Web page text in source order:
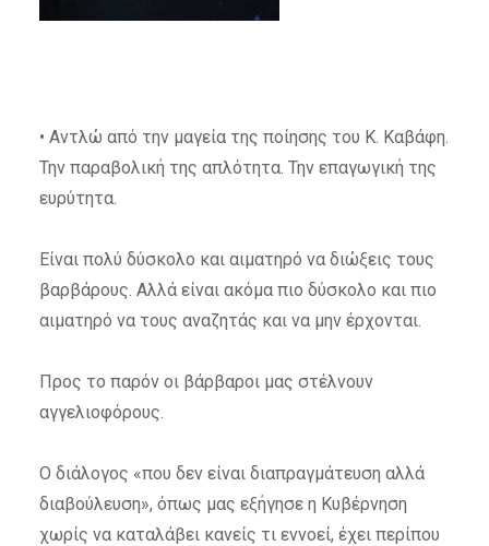
• Αντλώ από την μαγεία της ποίησης του Κ. Καβάφη.
Την παραβολική της απλότητα. Την επαγωγική της
ευρύτητα.
Είναι πολύ δύσκολο και αιματηρό να διώξεις τους
βαρβάρους. Αλλά είναι ακόμα πιο δύσκολο και πιο
αιματηρό να τους αναζητάς και να μην έρχονται.
Προς το παρόν οι βάρβαροι μας στέλνουν
αγγελιοφόρους.
Ο διάλογος «που δεν είναι διαπραγμάτευση αλλά
διαβούλευση», όπως μας εξήγησε η Κυβέρνηση
χωρίς να καταλάβει κανείς τι εννοεί, έχει περίπου